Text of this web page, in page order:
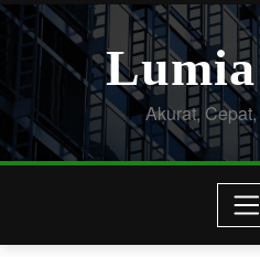
Lumia
Akurat,